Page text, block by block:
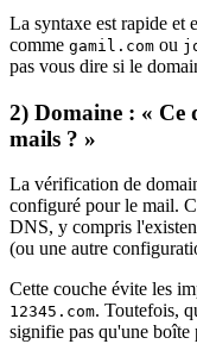
La syntaxe est rapide et
comme gamil.com ou
pas vous dire si le
2) Domaine : « Ce
mails ? »
La vérification de
configuré pour le mail.
DNS, y compris
(ou une autre
Cette couche évite les
12345.com. Toutefois,
signifie pas qu'une boîte